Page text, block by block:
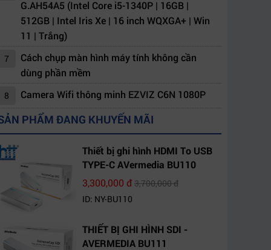
G.AH54A5 (Intel Core i5-1340P | 16GB |
512GB | Intel Iris Xe | 16 inch WQXGA+ | Win
11 | Trắng)
7
Cách chụp màn hình máy tính không cần
dùng phần mềm
8 Camera Wifi thông minh EZVIZ C6N 1080P
PHẨM ĐANG KHUYẾN MÃI
Thiết bị ghi hình HDMI To USB
TYPE-C AVermedia BU110
3,300,000 đ3,700,000 đ
ID: NY-BU110
THIẾT BỊ GHI HÌNH SDI -
AVERMEDIA BU111